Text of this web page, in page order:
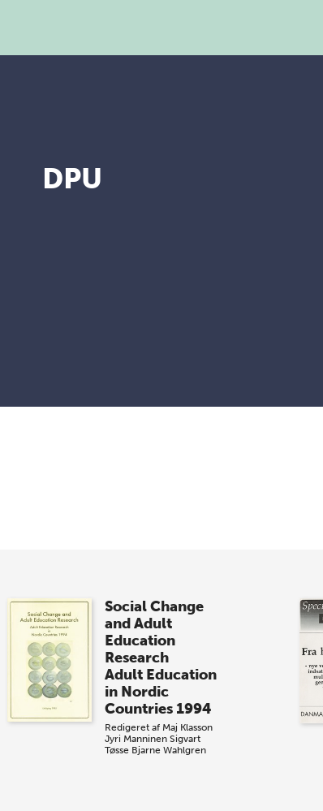
DPU
Social Change
and Adult
Education
Research
Adult Education
in Nordic
Countries 1994
Redigeret af Maj Klasson
Jyri Manninen Sigvart
Tøsse Bjarne Wahlgren